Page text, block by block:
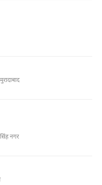
मुरादाबाद
नगर